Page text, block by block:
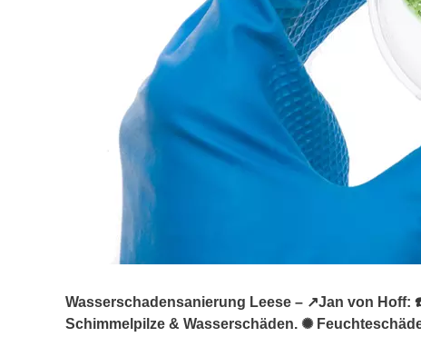
Wasserschadensanierung Leese – ↗️Jan von
Schimmelpilze & Wasserschäden. ✺